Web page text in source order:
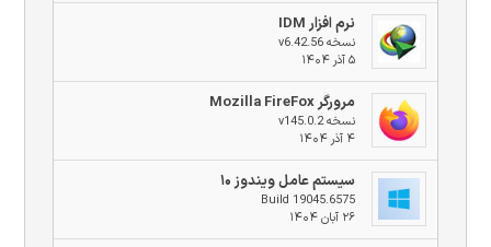
نرم افزار IDM
نسخه v6.42.56
۵ آذر ۱۴۰۴
مرورگر Mozilla FireFox
نسخه v145.0.2
۴ آذر ۱۴۰۴
سیستم عامل ویندوز ۱۰
Build 19045.6575
۲۶ آبان ۱۴۰۴